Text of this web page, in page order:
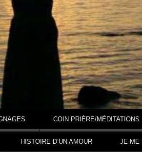
COIN PRIÈRE/MÉDITATIONS
HISTOIRE D’UN AMOUR JE ME